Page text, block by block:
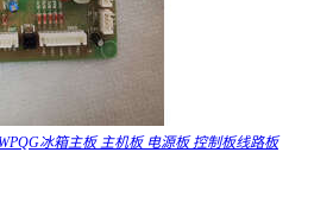
冰箱主板 主机板 电源板 控制板线路板